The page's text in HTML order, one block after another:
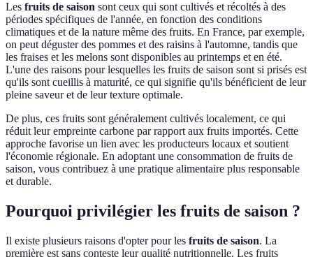
Les fruits de saison sont ceux qui sont cultivés et récoltés à des
périodes spécifiques de l'année, en fonction des conditions
climatiques et de la nature même des fruits. En France, par exemple,
on peut déguster des pommes et des raisins à l'automne, tandis que
les fraises et les melons sont disponibles au printemps et en été.
L'une des raisons pour lesquelles les fruits de saison sont si prisés est
qu'ils sont cueillis à maturité, ce qui signifie qu'ils bénéficient de leur
pleine saveur et de leur texture optimale.
De plus, ces fruits sont généralement cultivés localement, ce qui
réduit leur empreinte carbone par rapport aux fruits importés. Cette
approche favorise un lien avec les producteurs locaux et soutient
l'économie régionale. En adoptant une consommation de fruits de
saison, vous contribuez à une pratique alimentaire plus responsable
et durable.
Pourquoi privilégier les fruits de saison ?
Il existe plusieurs raisons d'opter pour les fruits de saison. La
première est sans conteste leur qualité nutritionnelle. Les fruits